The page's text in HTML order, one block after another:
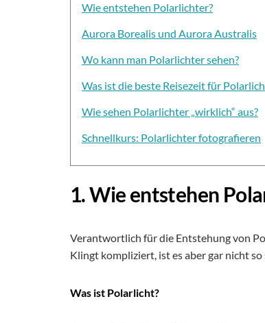
Wie entstehen Polarlichter?
Aurora Borealis und Aurora Australis
Wo kann man Polarlichter sehen?
Was ist die beste Reisezeit für
Wie sehen Polarlichter „wirklich“ aus?
Schnellkurs: Polarlichter fotografieren
1. Wie entstehen
Verantwortlich für die Entstehung von
Klingt kompliziert, ist es aber gar nicht so
Was ist Polarlicht?